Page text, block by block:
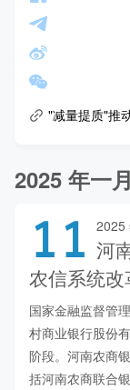
"减量提质"推
2025 年一月
11 2025
河
农信系统
国家金融监督管
村商业银行股份
阶段。河南农商
括河南农商联合